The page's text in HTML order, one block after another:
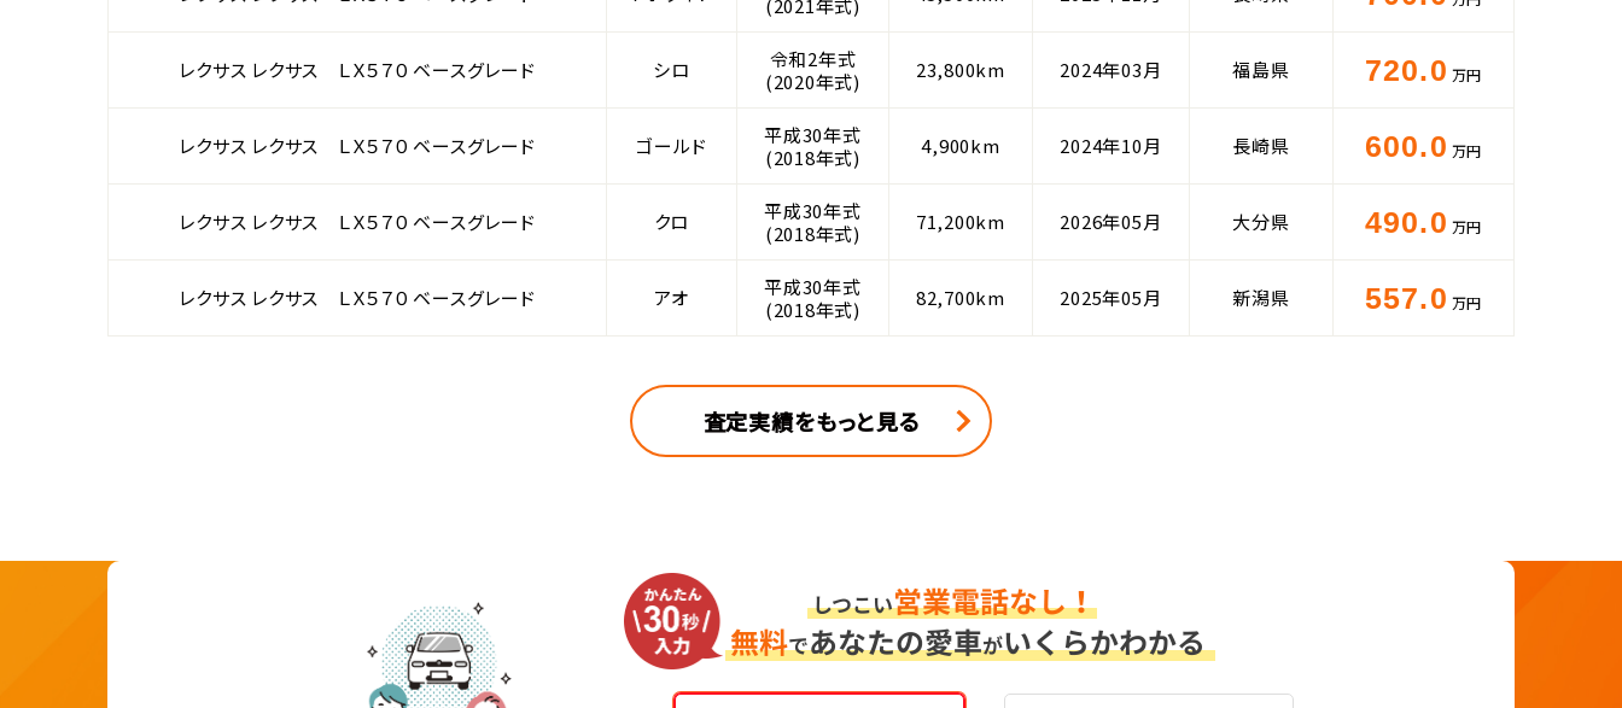
(2021年式)
レクサス レクサス ＬＸ５７０ ベースグレード シロ
令和2年式
(2020年式)
23,800km 2024年03月 福島県 720.0 万円
レクサス レクサス ＬＸ５７０ ベースグレード ゴールド
平成30年式
(2018年式)
4,900km 2024年10月 長崎県 600.0 万円
レクサス レクサス ＬＸ５７０ ベースグレード クロ
平成30年式
(2018年式)
71,200km 2026年05月 大分県 490.0 万円
レクサス レクサス ＬＸ５７０ ベースグレード アオ
平成30年式
(2018年式)
82,700km 2025年05月 新潟県 557.0 万円
査定実績をもっと見る